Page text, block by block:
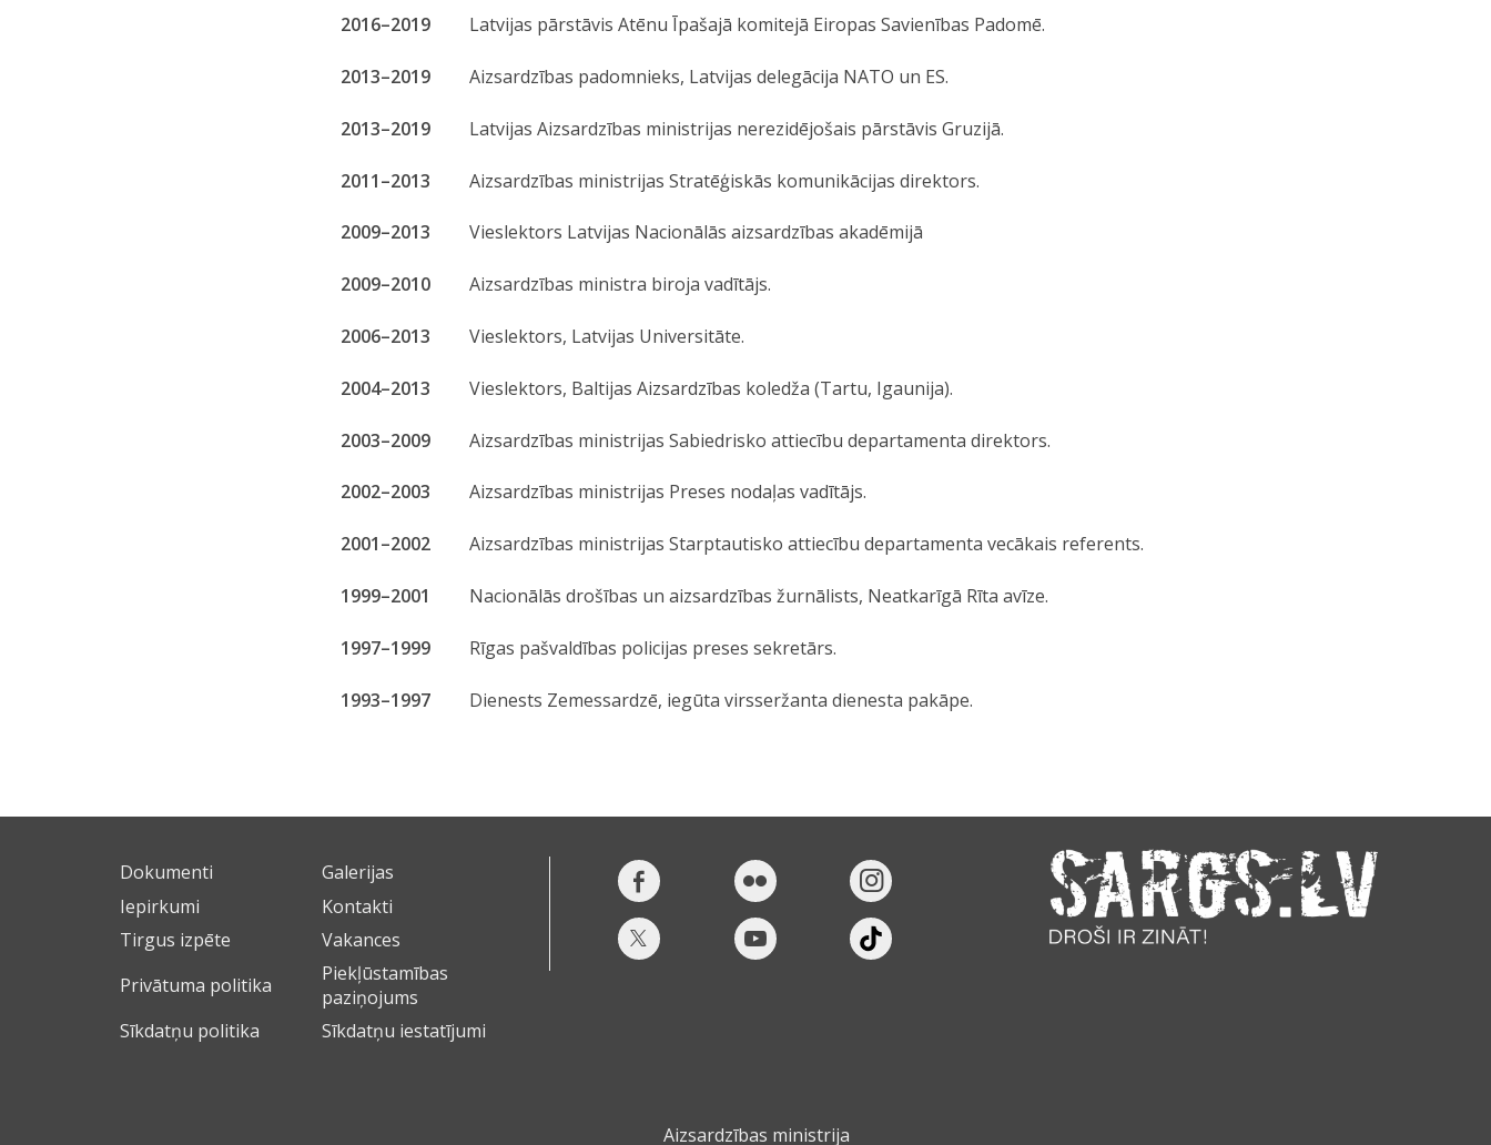
2016–2019 Latvijas pārstāvis Atēnu Īpašajā komitejā Eiropas Savienības Padomē.
2013–2019 Aizsardzības padomnieks, Latvijas delegācija NATO un ES.
2013–2019 Latvijas Aizsardzības ministrijas nerezidējošais pārstāvis Gruzijā.
2011–2013 Aizsardzības ministrijas Stratēģiskās komunikācijas direktors.
2009–2013 Vieslektors Latvijas Nacionālās aizsardzības akadēmijā
2009–2010 Aizsardzības ministra biroja vadītājs.
2006–2013 Vieslektors, Latvijas Universitāte.
2004–2013 Vieslektors, Baltijas Aizsardzības koledža (Tartu, Igaunija).
2003–2009 Aizsardzības ministrijas Sabiedrisko attiecību departamenta direktors.
2002–2003 Aizsardzības ministrijas Preses nodaļas vadītājs.
2001–2002 Aizsardzības ministrijas Starptautisko attiecību departamenta vecākais referents.
1999–2001 Nacionālās drošības un aizsardzības žurnālists, Neatkarīgā Rīta avīze.
1997–1999 Rīgas pašvaldības policijas preses sekretārs.
1993–1997 Dienests Zemessardzē, iegūta virsseržanta dienesta pakāpe.
Dokumenti
Galerijas
Iepirkumi
Kontakti
Tirgus izpēte
Vakances
Privātuma politika
Piekļūstamības
paziņojums
Sīkdatņu politika
Sīkdatņu iestatījumi
Aizsardzības ministrija